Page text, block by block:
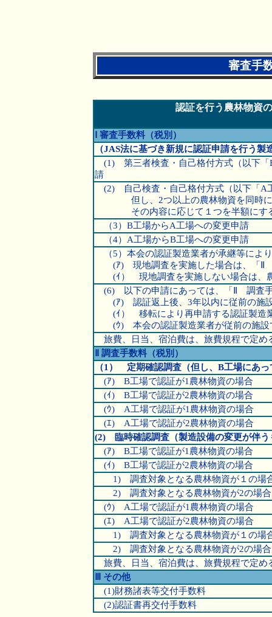
審査手
認証を行う農林物資
Ⅰ 審査手数料（税別）
（JAS法に基づき新規に認証申請を行う製
(1) 第三者検査・自己格付方式（以下「
請
(2) 自己検査・自己格付方式（以下「A
但し、2つ以上の農林物資を同時に
その内容に応じて１つを半額にする
（3）B工場からA工場への変更申請
（4）A工場からB工場への変更申請
（5）本会の認証製造業者が承継等によ
(ｱ) 現地調査を実施した場合は、「Ⅱ
(ｲ） 現地調査を実施しない場合は、農
(6) 以下の申請にあっては、「Ⅱ 調査手
(ｱ) 認証返上後、3年以内に従前の施設
(ｲ） 移転により再申請する認証製造
(ｳ) 本会の認証製造業者が従前の施設
旅費、日当、宿泊費は、旅費規程で定め
Ⅱ 調査手数料（税別）
（1） 定期確認調査（但し、B工場にあ
(ｱ) B工場で認証が1農林物資の場合
(ｲ) B工場で認証が2農林物資の場合
(ｳ) A工場で認証が1農林物資の場合
(ｴ) A工場で認証が2農林物資の場合
(2) 臨時確認調査（製造設備の変更が伴う
(ｱ) B工場で認証が1農林物資の場合
(ｲ) B工場で認証が2農林物資の場合
1) 調査対象となる農林物資が１の場
2) 調査対象となる農林物資が2の場合
(ｳ) A工場で認証が1農林物資の場合
(ｴ) A工場で認証が2農林物資の場合
1) 調査対象となる農林物資が１の場
2) 調査対象となる農林物資が2の場合
旅費、日当、宿泊費は、旅費規程で定
Ⅲ その他
(1)財務諸表等交付手数料
(2)認証書再交付手数料